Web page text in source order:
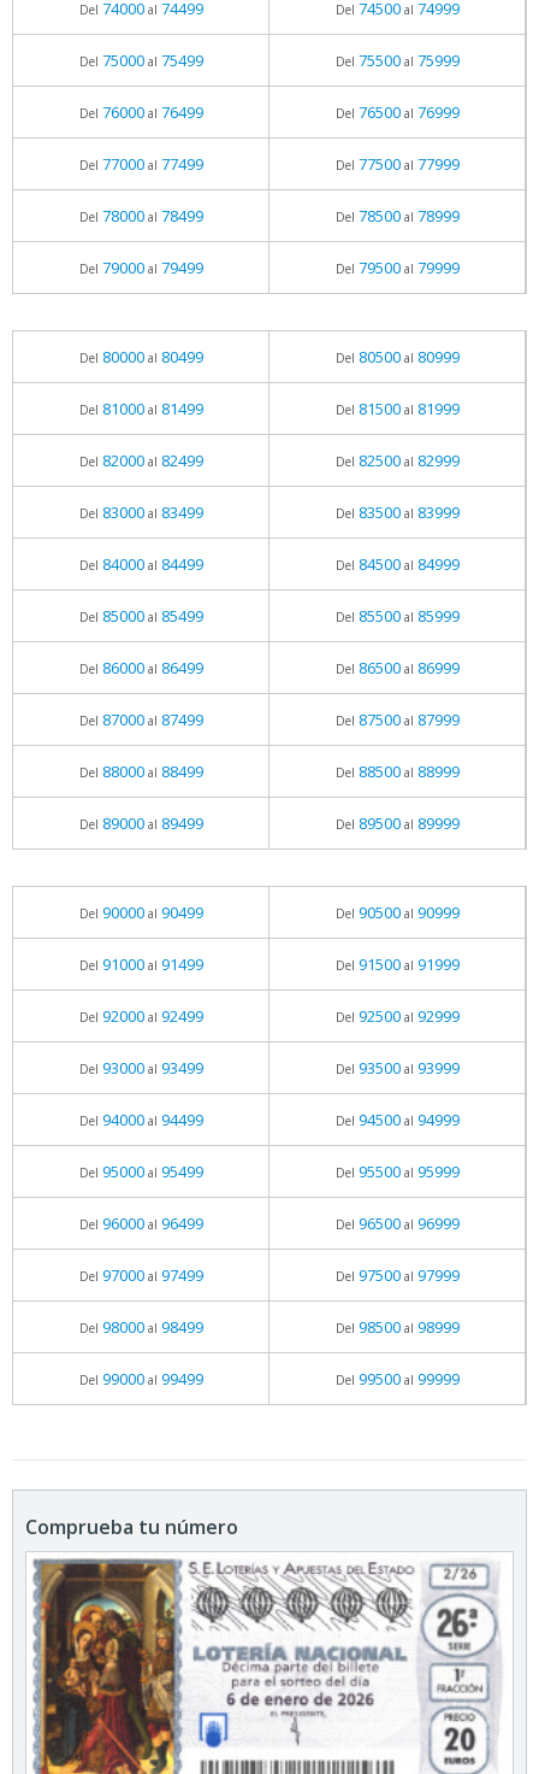
Del 74000al 74499 Del 74500al 74999
Del 75000al 75499 Del 75500al 75999
Del 76000al 76499 Del 76500al 76999
Del 77000al 77499 Del 77500al 77999
Del 78000al 78499 Del 78500al 78999
Del 79000al 79499 Del 79500al 79999
Del 80000al 80499 Del 80500al 80999
Del 81000al 81499 Del 81500al 81999
Del 82000al 82499 Del 82500al 82999
Del 83000al 83499 Del 83500al 83999
Del 84000al 84499 Del 84500al 84999
Del 85000al 85499 Del 85500al 85999
Del 86000al 86499 Del 86500al 86999
Del 87000al 87499 Del 87500al 87999
Del 88000al 88499 Del 88500al 88999
Del 89000al 89499 Del 89500al 89999
Del 90000al 90499 Del 90500al 90999
Del 91000al 91499 Del 91500al 91999
Del 92000al 92499 Del 92500al 92999
Del 93000al 93499 Del 93500al 93999
Del 94000al 94499 Del 94500al 94999
Del 95000al 95499 Del 95500al 95999
Del 96000al 96499 Del 96500al 96999
Del 97000al 97499 Del 97500al 97999
Del 98000al 98499 Del 98500al 98999
Del 99000al 99499 Del 99500al 99999
Comprueba tu número